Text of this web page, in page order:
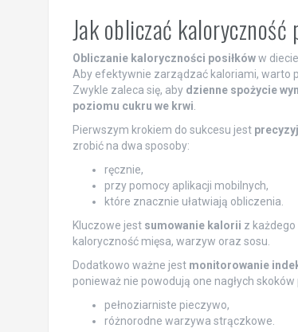
Jak obliczać kaloryczność
Obliczanie kaloryczności posiłkóww
Aby efektywnie zarządzać kaloriami, warto
Zwykle zaleca się, aby dzienne spożycie
poziomu cukru we krwi.
Pierwszym krokiem do sukcesu jest
zrobić na dwa sposoby:
ręcznie,
przy pomocy aplikacji mobilnych,
które znacznie ułatwiają obliczenia.
Kluczowe jest sumowanie kalorii z
kaloryczność mięsa, warzyw oraz sosu.
Dodatkowo ważne jest monitorowanie
ponieważ nie powodują one nagłych
pełnoziarniste pieczywo,
różnorodne warzywa strączkowe.